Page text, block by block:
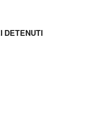
DETENUTI